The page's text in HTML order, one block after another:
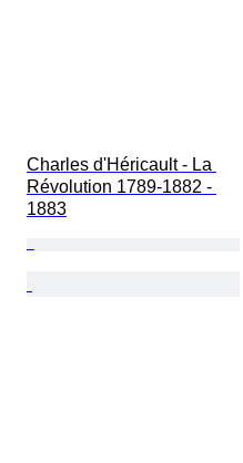
Charles d'Héricault - La
Révolution 1789-1882 -
1883